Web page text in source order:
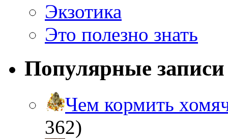
Экзотика
Это полезно знать
Популярные записи
Чем кормить
362)